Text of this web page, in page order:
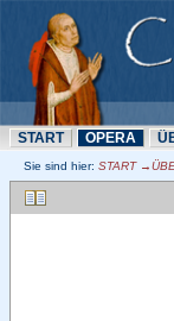
START OPERA
Sie sind hier: START